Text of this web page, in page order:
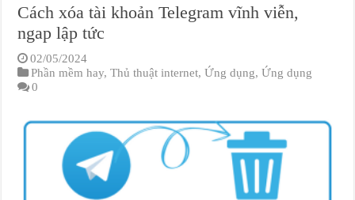
Cách xóa tài khoản Telegram vĩnh viễn,
ngap lập tức
02/05/2024
Phần mềm hay,Thủ thuật internet,Ứng dụng,Ứng dụng
0